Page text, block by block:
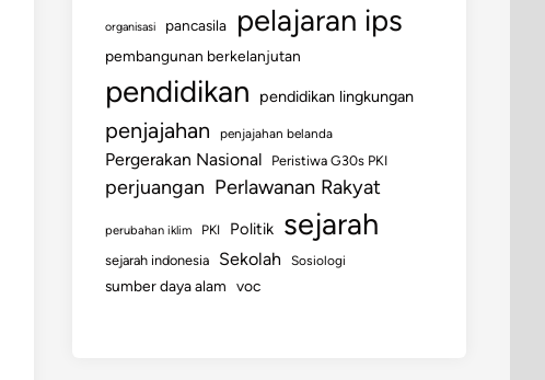
organisasi pancasila pelajaran ips
pembangunan berkelanjutan
pendidikan pendidikan lingkungan
penjajahan penjajahan belanda
Pergerakan Nasional Peristiwa G30s PKI
perjuangan Perlawanan Rakyat
perubahan iklim PKI Politik sejarah
sejarah indonesia Sekolah Sosiologi
sumber daya alam voc